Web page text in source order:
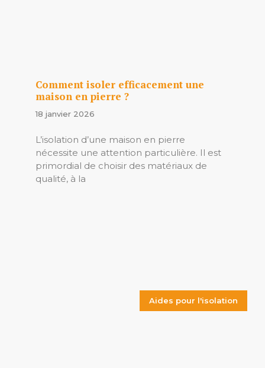
Comment isoler efficacement une
maison en pierre ?
18 janvier 2026
L’isolation d’une maison en pierre
nécessite une attention particulière. Il est
primordial de choisir des matériaux de
qualité, à la
Aides pour l'isolation